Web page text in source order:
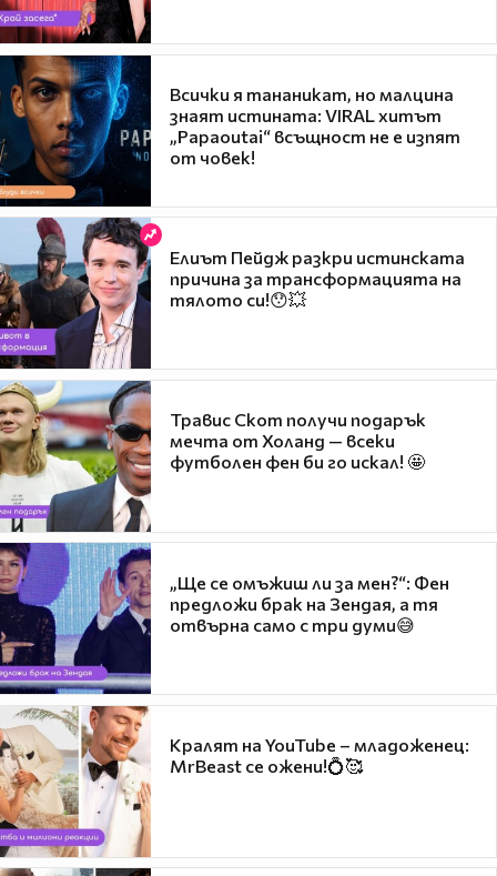
Всички я тананикат, но малцина
знаят истината: VIRAL хитът
„Papaoutai“ всъщност не е изпят
от човек!
Елиът Пейдж разкри истинската
причина за трансформацията на
тялото си!😯💥
Травис Скот получи подарък
мечта от Холанд — всеки
футболен фен би го искал! 🤩
„Ще се омъжиш ли за мен?“: Фен
предложи брак на Зендая, а тя
отвърна само с три думи😅
Кралят на YouTube – младоженец:
MrBeast се ожени!💍🥰